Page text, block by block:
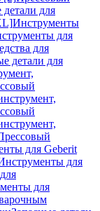
для
Инструменты
для
для
детали для
для Geberit
для
для